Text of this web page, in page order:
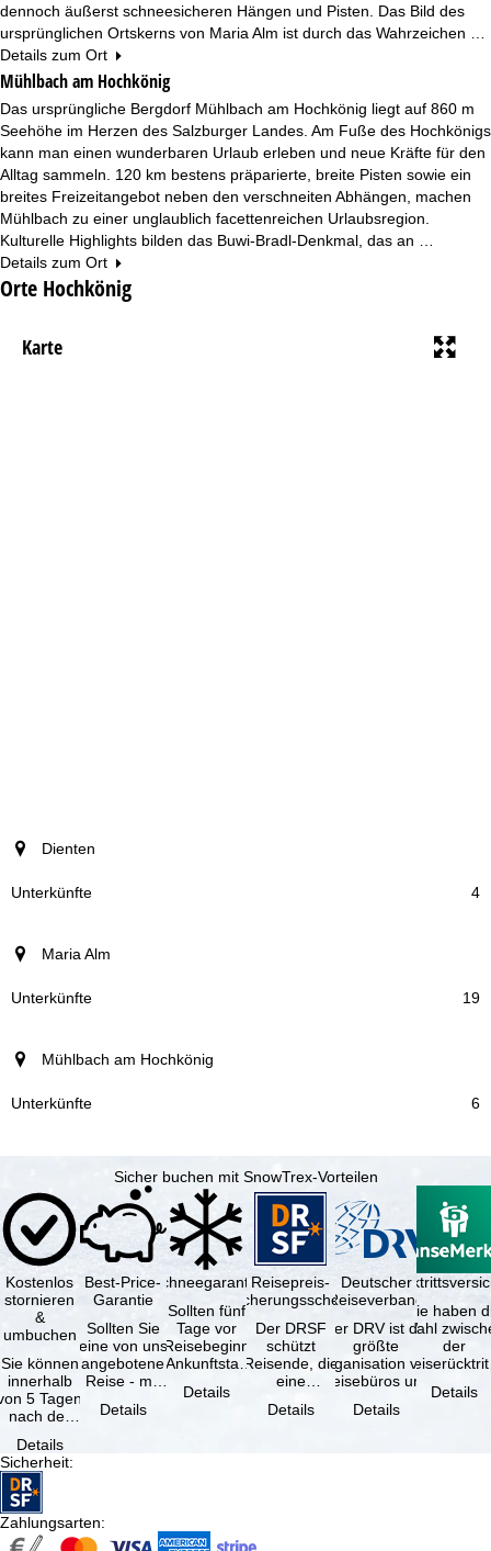
dennoch äußerst schneesicheren Hängen und Pisten. Das Bild des
ursprünglichen Ortskerns von Maria Alm ist durch das Wahrzeichen …
Details zum Ort
Mühlbach am Hochkönig
Das ursprüngliche Bergdorf Mühlbach am Hochkönig liegt auf 860 m
Seehöhe im Herzen des Salzburger Landes. Am Fuße des Hochkönigs
kann man einen wunderbaren Urlaub erleben und neue Kräfte für den
Alltag sammeln. 120 km bestens präparierte, breite Pisten sowie ein
breites Freizeitangebot neben den verschneiten Abhängen, machen
Mühlbach zu einer unglaublich facettenreichen Urlaubsregion.
Kulturelle Highlights bilden das Buwi-Bradl-Denkmal, das an …
Details zum Ort
Orte Hochkönig
Karte
Ort
Unterkünfte
Dienten
4
Maria Alm
19
Mühlbach am Hochkönig
6
Sicher buchen mit SnowTrex-Vorteilen
Kostenlos
stornieren
&
umbuchen
Sie können
innerhalb
5 Tagen
nach der
kostenfrei
…
Details
Best-Price-
Garantie
Sollten Sie
eine von uns
angebotene
Reise - mit
Leistung und
Details
Schneegarantie
Sollten fünf
Tage vor
Reisebeginn
(Ankunftstag)
aufgrund von
Schneemangel
Details
Reisepreis-
Sicherungsschein
Der DRSF
schützt
Reisende, die
eine
oder
Details
Deutscher
Reiseverband
Der DRV ist die
größte
Organisation von
Reisebüros und
Reiseveranstaltern
in …
Details
Sie haben
Wahl
der
(inklusive
Details
Sicherheit:
Zahlungsarten: